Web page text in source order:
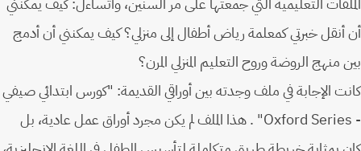
أن أنقل خبرتي كمعلمة رياض أطفال إلى منزلي؟ كيف يمكنني أن أدمج
بين منهج الروضة وروح التعليم المنزلي المرن؟
كانت الإجابة في ملف وجدته بين أوراقي القديمة: "كورس ابتدائي صيفي
- Oxford Series" . هذا الملف لم يكن مجرد أوراق عمل عادية، بل